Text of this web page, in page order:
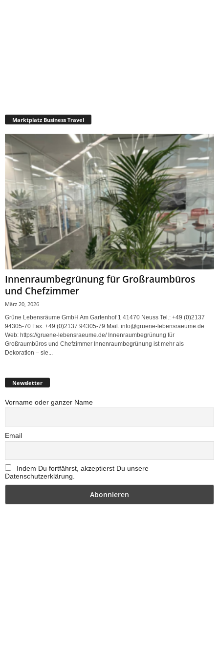
Marktplatz Business Travel
Innenraumbegrünung für Großraumbüros
und Chefzimmer
März 20, 2026
Grüne Lebensräume GmbH Am Gartenhof 1 41470 Neuss Tel.: +49 (0)2137
94305-70 Fax: +49 (0)2137 94305-79 Mail: info@gruene-lebensraeume.de
Web: https://gruene-lebensraeume.de/ Innenraumbegrünung für
Großraumbüros und Chefzimmer Innenraumbegrünung ist mehr als
Dekoration – sie...
Newsletter
Vorname oder ganzer Name
Email
Indem Du fortfährst, akzeptierst Du unsere
Datenschutzerklärung.